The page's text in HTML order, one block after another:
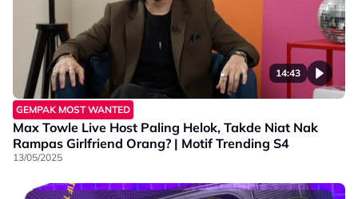
14:43
GEMPAK MOST WANTED
Max Towle Live Host Paling Helok, Takde Niat Nak
Rampas Girlfriend Orang? | Motif Trending S4
13/05/2025